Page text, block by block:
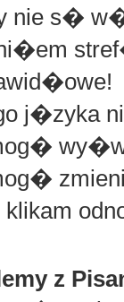
nie s�
j�zyka
klikam
z